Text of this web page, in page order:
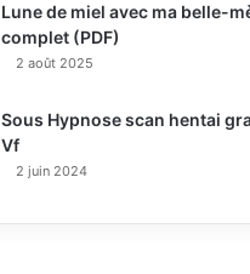
Lune de miel avec ma belle-
complet (PDF)
2 août 2025
Sous Hypnose scan hentai
Vf
2 juin 2024